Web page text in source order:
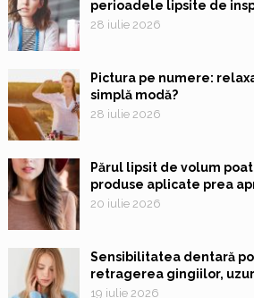
perioadele lipsite de
28 iulie 2026
Pictura pe numere:
simplă modă?
28 iulie 2026
Părul lipsit de volum
produse aplicate prea
20 iulie 2026
Sensibilitatea dentară
retragerea gingiilor,
19 iulie 2026